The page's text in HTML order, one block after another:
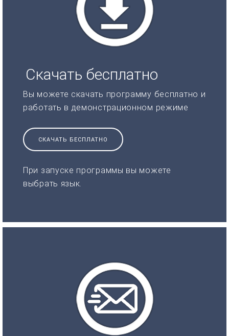
Скачать бесплатно
Вы можете скачать программу бесплатно и
работать в демонстрационном режиме
СКАЧАТЬ БЕСПЛАТНО
При запуске программы вы можете
выбрать язык.